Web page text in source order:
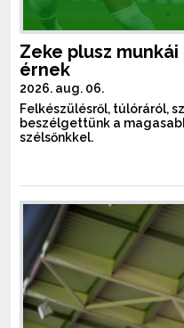
Zeke plusz
érnek
2026. aug. 06.
Felkészülésről, túlóráról,
beszélgettünk a
szélsőnkkel.